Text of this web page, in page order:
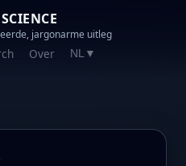
jargonarme uitleg
Over NL ▼